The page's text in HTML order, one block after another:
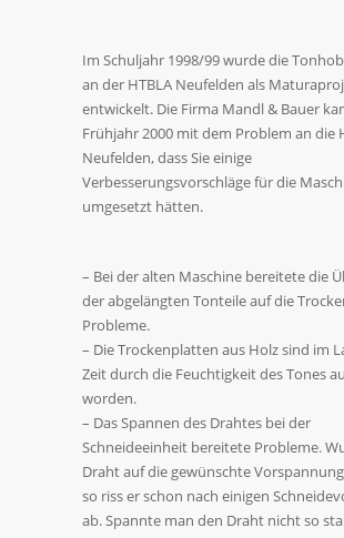
Im Schuljahr 1998/99 wurde die
an der HTBLA Neufelden als
entwickelt. Die Firma Mandl & Bauer
Frühjahr 2000 mit dem Problem an die
Neufelden, dass Sie einige
Verbesserungsvorschläge für die
umgesetzt hätten.
– Bei der alten Maschine bereitete die
der abgelängten Tonteile auf die
Probleme.
– Die Trockenplatten aus Holz sind im
Zeit durch die Feuchtigkeit des Tones
worden.
– Das Spannen des Drahtes bei der
Schneideeinheit bereitete Probleme.
Draht auf die gewünschte
so riss er schon nach einigen
ab. Spannte man den Draht nicht so